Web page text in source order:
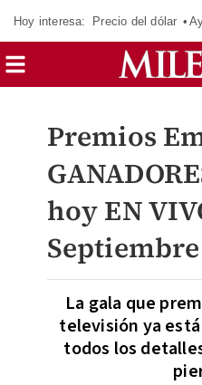
Hoy interesa: Precio del dólar
Premios
hoy EN
Septiembre
La gala que
televisión ya
todos los